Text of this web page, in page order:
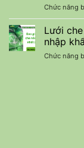
Chức năng
Lưới
nhập
Chức năng